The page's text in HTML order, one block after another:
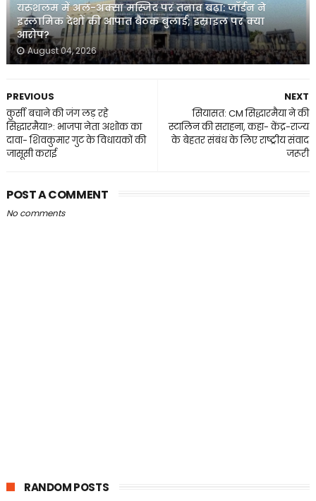
यरूशलम में अल-अक्सा मस्जिद पर तनाव बढ़ा: जॉर्डन ने
इस्लामिक देशों की आपात बैठक बुलाई; इस्राइल पर क्या
आरोप?
August 04, 2026
NEXT
सियासत: CM सिद्धारमैया ने की
स्टालिन की सराहना, कहा- केंद्र-राज्य
के बेहतर संबंध के लिए राष्ट्रीय संवाद
जरूरी
PREVIOUS
कुर्सी बचाने की जंग लड़ रहे
सिद्धारमैया?: भाजपा नेता अशोक का
दावा- शिवकुमार गुट के विधायकों की
जासूसी कराई
POST A COMMENT
No comments
RANDOM POSTS